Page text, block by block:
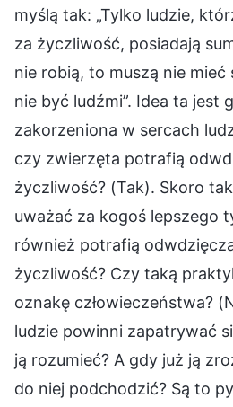
myślą tak: „Tylko ludzie,
za życzliwość, posiadają
nie robią, to muszą nie mieć
nie być ludźmi”. Idea ta jest
zakorzeniona w sercach
czy zwierzęta potrafią
życzliwość? (Tak). Skoro
uważać za kogoś lepszego
również potrafią
życzliwość? Czy taką
oznakę człowieczeństwa?
ludzie powinni zapatrywać
ją rozumieć? A gdy już ją
do niej podchodzić? Są to